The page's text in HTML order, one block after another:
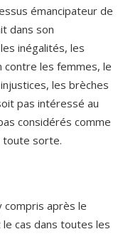
émancipateur de
dans son
inégalités, les
les femmes, le
les brèches
pas intéressé au
considérés comme
toute sorte.
compris après le
cas dans toutes les